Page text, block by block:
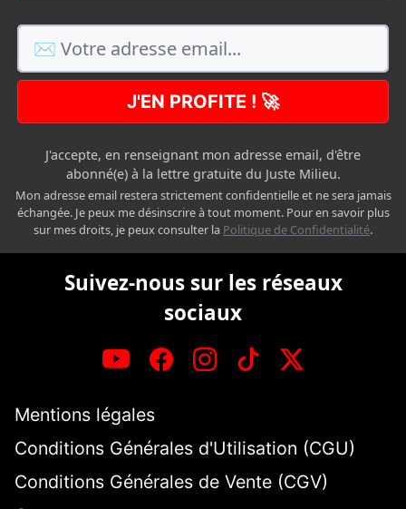
J'EN PROFITE ! 🚀
J'accepte, en renseignant mon adresse email, d'être
abonné(e) à la lettre gratuite du Juste Milieu.
Mon adresse email restera strictement confidentielle et ne sera jamais
échangée. Je peux me désinscrire à tout moment. Pour en savoir plus
sur mes droits, je peux consulter la Politique de Confidentialité.
Suivez-nous sur les réseaux
sociaux
Mentions légales
Conditions Générales d'Utilisation (CGU)
Conditions Générales de Vente (CGV)